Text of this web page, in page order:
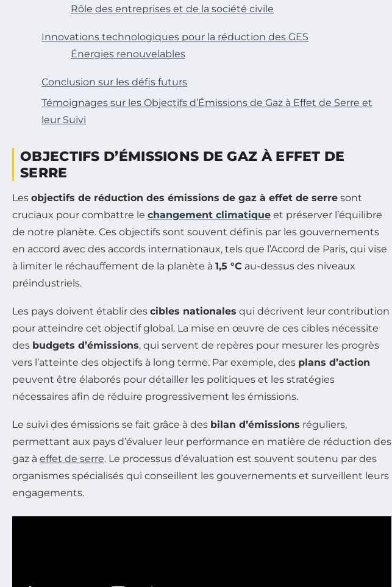
Rôle des entreprises et de la société civile
Innovations technologiques pour la réduction des GES
Énergies renouvelables
Conclusion sur les défis futurs
Témoignages sur les Objectifs d’Émissions de Gaz à Effet de Serre et
leur Suivi
OBJECTIFS D’ÉMISSIONS DE GAZ À EFFET DE
SERRE
Les objectifs de réduction des émissions de gaz à effet de serre sont
cruciaux pour combattre le changement climatique et préserver l’équilibre
de notre planète. Ces objectifs sont souvent définis par les gouvernements
en accord avec des accords internationaux, tels que l’Accord de Paris, qui vise
à limiter le réchauffement de la planète à 1,5 °C au-dessus des niveaux
préindustriels.
Les pays doivent établir des cibles nationales qui décrivent leur contribution
pour atteindre cet objectif global. La mise en œuvre de ces cibles nécessite
des budgets d’émissions, qui servent de repères pour mesurer les progrès
vers l’atteinte des objectifs à long terme. Par exemple, des plans d’action
peuvent être élaborés pour détailler les politiques et les stratégies
nécessaires afin de réduire progressivement les émissions.
Le suivi des émissions se fait grâce à des bilan d’émissions réguliers,
permettant aux pays d’évaluer leur performance en matière de réduction des
gaz à effet de serre. Le processus d’évaluation est souvent soutenu par des
organismes spécialisés qui conseillent les gouvernements et surveillent leurs
engagements.